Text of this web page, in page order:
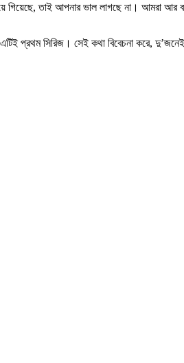
তাই আপনার ভাল লাগছে না। আমরা আর
প্রথম সিরিজ। সেই কথা বিবেচনা করে,